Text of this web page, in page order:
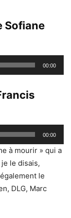
Sofiane
00:00
00:00
à mourir » qui a
le disais,
le
DLG, Marc